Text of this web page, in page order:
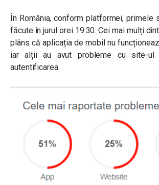
În România, conform platformei, primele
făcute în jurul orei 19:30. Cei mai mulți
plâns că aplicația de mobil nu
iar alții au avut probleme cu site-ul
autentificarea.